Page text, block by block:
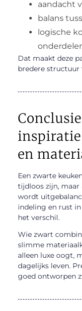
aandacht
balans
logische
Dat maakt deze
bredere structuur
en
Een zwarte
tijdloos zijn, maar
wordt
indeling en rust
het verschil.
Wie zwart
slimme
alleen luxe oogt,
dagelijks leven.
goed ontworpen